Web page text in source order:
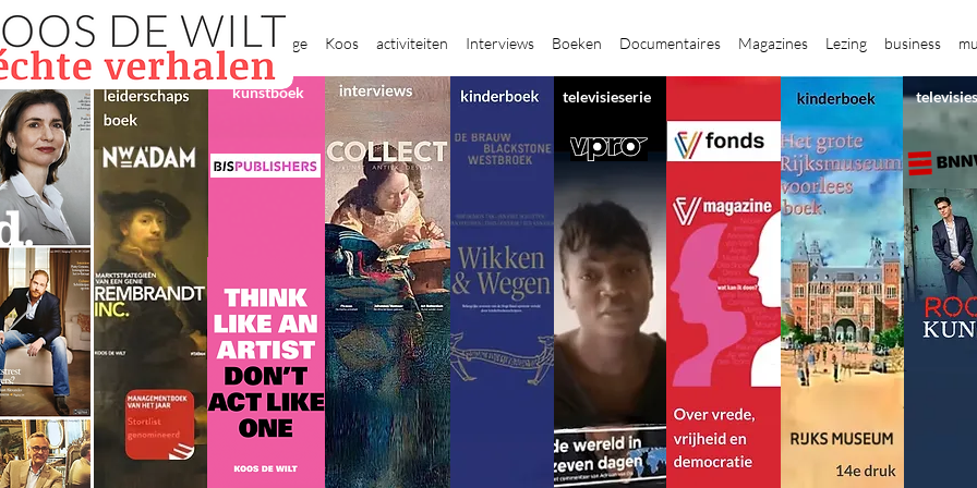
New Page Koos activiteiten Interviews Boeken Documentaires Magazines Lezing business
kunstboek televisieserie